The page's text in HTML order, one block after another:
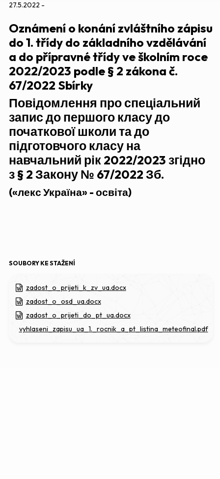
27.5.2022 -
Oznámení o konání zvláštního zápisu
do 1. třídy do základního vzdělávání
a do přípravné třídy ve školním roce
2022/2023 podle § 2 zákona č.
67/2022 Sbírky
Повідомлення про спеціальний
записдо першого класудо
початкової школи та до
підготовчого класу на
навчальний рік 2022/2023 згідно
з§ 2Закону № 67/2022 Зб.
(«лекс Україна» - освіта)
SOUBORY KE STAŽENÍ
zadost_o_prijeti_k_zv_ua.docx
zadost_o_osd_ua.docx
zadost_o_prijeti_do_pt_ua.docx
vyhlaseni_zapisu_ua_1._rocnik_a_pt_listina_meteofinal.pdf